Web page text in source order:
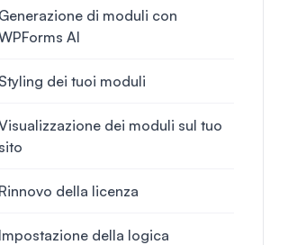
Generazione di moduli con
AI
Styling dei tuoi moduli
dei moduli sul tuo
sito
Rinnovo della licenza
Impostazione della logica